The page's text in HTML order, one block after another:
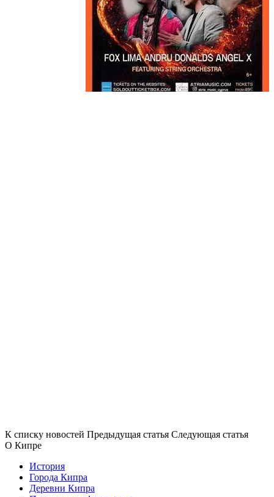
К списку новостей Предыдущая статья Следующая статья
О Кипре
История
Города Кипра
Деревни Кипра